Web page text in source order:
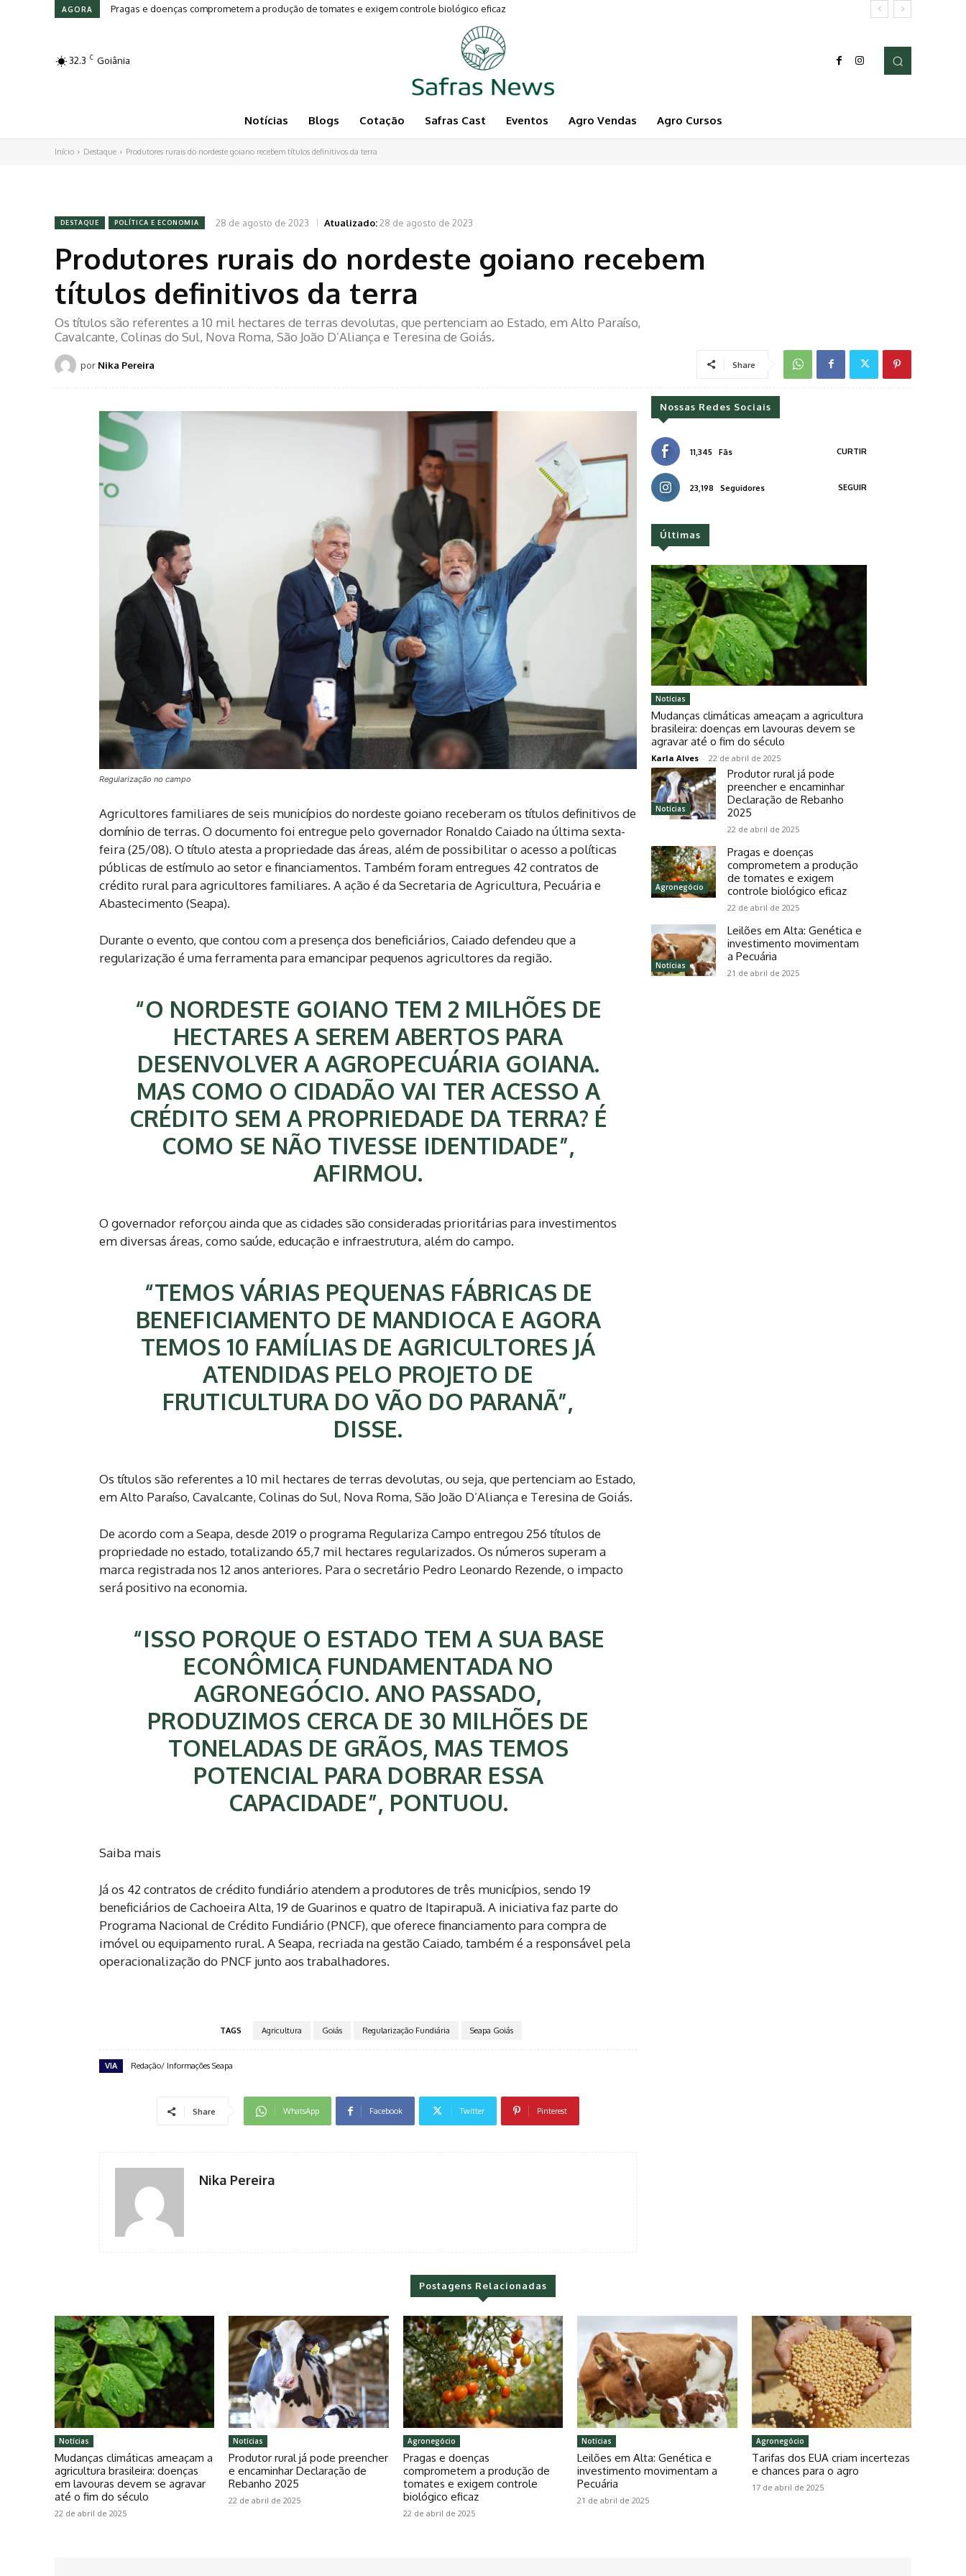
AGORA Pragas e doenças comprometem a produção de tomates e exigem controle biológico eficaz
32.3 C Goiânia
Notícias Blogs Cotação Safras Cast Eventos Agro Vendas Agro Cursos
Início Destaque Produtores rurais do nordeste goiano recebem títulos definitivos da terra
DESTAQUE POLÍTICA E ECONOMIA 28 de agosto de 2023 Atualizado:28 de agosto de 2023
Produtores rurais do nordeste goiano recebem
títulos definitivos da terra
Os títulos são referentes a 10 mil hectares de terras devolutas, que pertenciam ao Estado, em Alto Paraíso,
Cavalcante, Colinas do Sul, Nova Roma, São João D’Aliança e Teresina de Goiás.
por Nika Pereira Share
Regularização no campo
Agricultores familiares de seis municípios do nordeste goiano receberam os títulos definitivos de
domínio de terras. O documento foi entregue pelo governador Ronaldo Caiado na última sexta-
feira (25/08). O título atesta a propriedade das áreas, além de possibilitar o acesso a políticas
públicas de estímulo ao setor e financiamentos. Também foram entregues 42 contratos de
crédito rural para agricultores familiares. A ação é da Secretaria de Agricultura, Pecuária e
Abastecimento (Seapa).
Durante o evento, que contou com a presença dos beneficiários, Caiado defendeu que a
regularização é uma ferramenta para emancipar pequenos agricultores da região.
“O NORDESTE GOIANO TEM 2 MILHÕES DE
HECTARES A SEREM ABERTOS PARA
DESENVOLVER A AGROPECUÁRIA GOIANA.
MAS COMO O CIDADÃO VAI TER ACESSO A
CRÉDITO SEM A PROPRIEDADE DA TERRA? É
COMO SE NÃO TIVESSE IDENTIDADE”,
AFIRMOU.
O governador reforçou ainda que as cidades são consideradas prioritárias para investimentos
em diversas áreas, como saúde, educação e infraestrutura, além do campo.
“TEMOS VÁRIAS PEQUENAS FÁBRICAS DE
BENEFICIAMENTO DE MANDIOCA E AGORA
TEMOS 10 FAMÍLIAS DE AGRICULTORES JÁ
ATENDIDAS PELO PROJETO DE
FRUTICULTURA DO VÃO DO PARANÃ”,
DISSE.
Os títulos são referentes a 10 mil hectares de terras devolutas, ou seja, que pertenciam ao Estado,
em Alto Paraíso, Cavalcante, Colinas do Sul, Nova Roma, São João D’Aliança e Teresina de Goiás.
De acordo com a Seapa, desde 2019 o programa Regulariza Campo entregou 256 títulos de
propriedade no estado, totalizando 65,7 mil hectares regularizados. Os números superam a
marca registrada nos 12 anos anteriores. Para o secretário Pedro Leonardo Rezende, o impacto
será positivo na economia.
“ISSO PORQUE O ESTADO TEM A SUA BASE
ECONÔMICA FUNDAMENTADA NO
AGRONEGÓCIO. ANO PASSADO,
PRODUZIMOS CERCA DE 30 MILHÕES DE
TONELADAS DE GRÃOS, MAS TEMOS
POTENCIAL PARA DOBRAR ESSA
CAPACIDADE”, PONTUOU.
Saiba mais
Já os 42 contratos de crédito fundiário atendem a produtores de três municípios, sendo 19
beneficiários de Cachoeira Alta, 19 de Guarinos e quatro de Itapirapuã. A iniciativa faz parte do
Programa Nacional de Crédito Fundiário (PNCF), que oferece financiamento para compra de
imóvel ou equipamento rural. A Seapa, recriada na gestão Caiado, também é a responsável pela
operacionalização do PNCF junto aos trabalhadores.
TAGS Agricultura Goiás Regularização Fundiária Seapa Goiás
VIA Redação/ Informações Seapa
Share WhatsApp Facebook Twitter Pinterest
Nika Pereira
Nossas Redes Sociais
11,345 Fãs CURTIR
23,198 Seguidores SEGUIR
Últimas
Notícias
Mudanças climáticas ameaçam a agricultura
brasileira: doenças em lavouras devem se
agravar até o fim do século
Karla Alves - 22 de abril de 2025
Notícias
Produtor rural já pode
preencher e encaminhar
Declaração de Rebanho
2025
22 de abril de 2025
Agronegócio
Pragas e doenças
comprometem a produção
de tomates e exigem
controle biológico eficaz
22 de abril de 2025
Notícias
Leilões em Alta: Genética e
investimento movimentam
a Pecuária
21 de abril de 2025
Postagens Relacionadas
Notícias
Mudanças climáticas ameaçam a
agricultura brasileira: doenças
em lavouras devem se agravar
até o fim do século
22 de abril de 2025
Notícias
Produtor rural já pode preencher
e encaminhar Declaração de
Rebanho 2025
22 de abril de 2025
Agronegócio
Pragas e doenças
comprometem a produção de
tomates e exigem controle
biológico eficaz
22 de abril de 2025
Notícias
Leilões em Alta: Genética e
investimento movimentam a
Pecuária
21 de abril de 2025
Agronegócio
Tarifas dos EUA criam incertezas
e chances para o agro
17 de abril de 2025